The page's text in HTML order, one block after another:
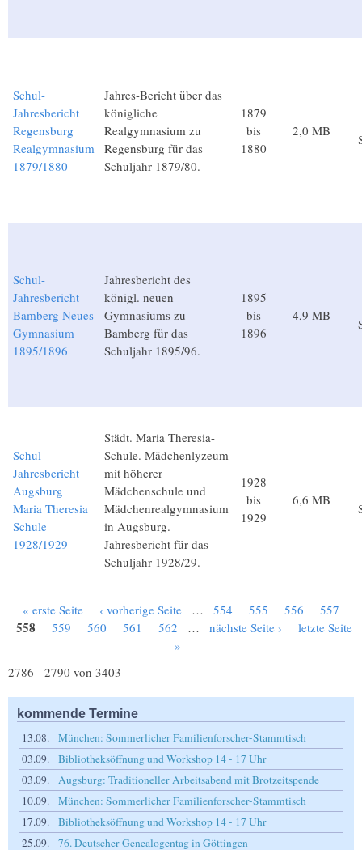
Schul-
Jahresbericht
Regensburg
Realgymnasium
1879/1880
Jahres-Bericht über das
königliche
Realgymnasium zu
Regensburg für das
Schuljahr 1879/80.
1879
bis
1880
2,0 MB
Schul-
Jahresbericht
Bamberg Neues
Gymnasium
1895/1896
Jahresbericht des
königl. neuen
Gymnasiums zu
Bamberg für das
Schuljahr 1895/96.
1895
bis
1896
4,9 MB
Schul-
Jahresbericht
Augsburg
Maria Theresia
Schule
1928/1929
Städt. Maria Theresia-
Schule. Mädchenlyzeum
mit höherer
Mädchenschule und
Mädchenrealgymnasium
in Augsburg.
Jahresbericht für das
Schuljahr 1928/29.
1928
bis
1929
6,6 MB
Seiten
« erste Seite ‹ vorherige Seite … 554 555 556 557
558 559 560 561 562 … nächste Seite ›
letzte Seite
»
2786 - 2790 von 3403
kommende Termine
13.08.
München: Sommerlicher Familienforscher-Stammtisch
03.09.
Bibliotheksöffnung und Workshop 14 - 17 Uhr
03.09.
Augsburg: Traditioneller Arbeitsabend mit Brotzeitspende
10.09.
München: Sommerlicher Familienforscher-Stammtisch
17.09.
Bibliotheksöffnung und Workshop 14 - 17 Uhr
25.09.
76. Deutscher Genealogentag in Göttingen